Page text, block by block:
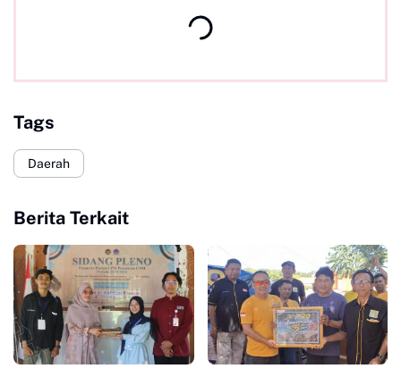
Tags
Daerah
Berita Terkait